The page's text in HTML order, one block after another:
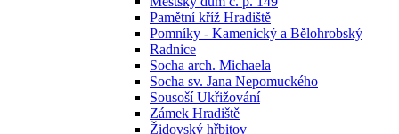
Pamětní kříž Hradiště
Pomníky - Kamenický a Bělohrobský
Radnice
Socha arch. Michaela
Socha sv. Jana Nepomuckého
Sousoší Ukřižování
Zámek Hradiště
Židovský hřbitov